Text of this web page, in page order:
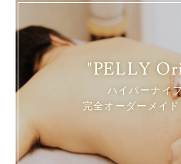
"PELLY
ハイパーナイ
完全オーダーメイ